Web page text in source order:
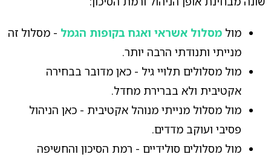
מול מסלול אשראי ואגח בקופות הגמל - מסלול זה
מנייתי ותנודתי הרבה יותר.
מול מסלולים תלויי גיל - כאן מדובר בבחירה
אקטיבית ולא בברירת מחדל.
מול מסלול מנייתי מנוהל אקטיבית - כאן הניהול
פסיבי ועוקב מדדים.
מול מסלולים סולידיים - רמת הסיכון והחשיפה